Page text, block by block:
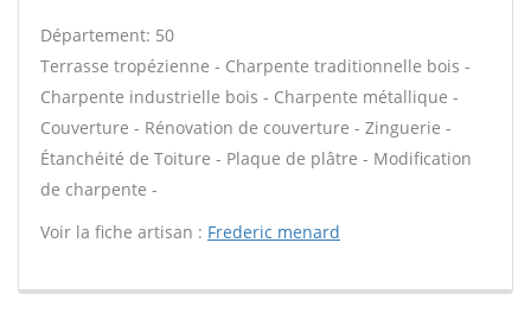
Département: 50
Terrasse tropézienne - Charpente traditionnelle bois -
Charpente industrielle bois - Charpente métallique -
Couverture - Rénovation de couverture - Zinguerie -
Étanchéité de Toiture - Plaque de plâtre - Modification
de charpente -
Voir la fiche artisan : Frederic menard